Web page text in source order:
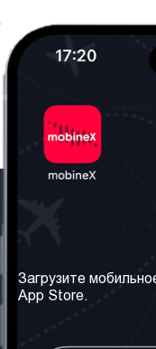
Наши сервисы
Загрузите
App Store.